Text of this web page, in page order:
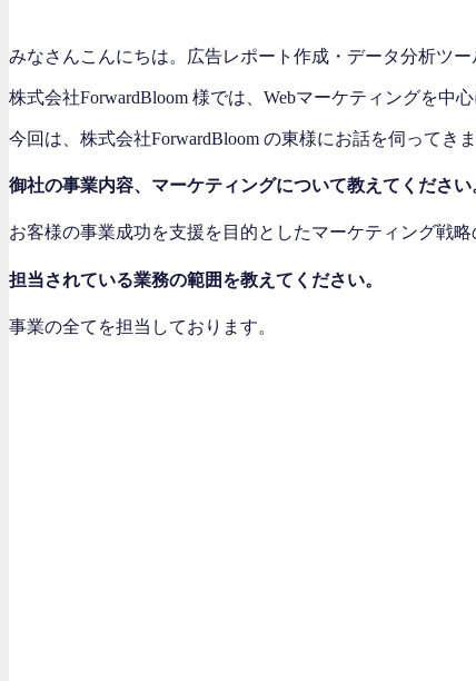
みなさんこんにちは。広告レポート作成・データ分析ツ
株式会社ForwardBloom 様では、Webマーケティングを中
今回は、株式会社ForwardBloom の東様にお話を伺ってきま
御社の事業内容、マーケティングについて教えてください
お客様の事業成功を支援を目的としたマーケティング戦
担当されている業務の範囲を教えてください。
事業の全てを担当しております。